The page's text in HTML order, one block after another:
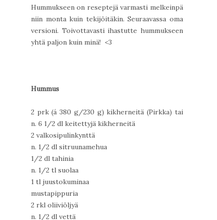
Hummukseen on reseptejä varmasti melkeinpä
niin monta kuin tekijöitäkin. Seuraavassa oma
versioni. Toivottavasti ihastutte hummukseen
yhtä paljon kuin minä! <3
Hummus
2 prk (á 380 g/230 g) kikherneitä (Pirkka) tai
n. 6 1/2 dl keitettyjä kikherneitä
2 valkosipulinkynttä
n. 1/2 dl sitruunamehua
1/2 dl tahinia
n. 1/2 tl suolaa
1 tl juustokuminaa
mustapippuria
2 rkl oliiviöljyä
n. 1/2 dl vettä